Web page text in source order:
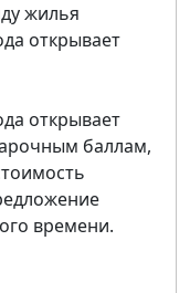
жилья
открывает
открывает
баллам,
времени.